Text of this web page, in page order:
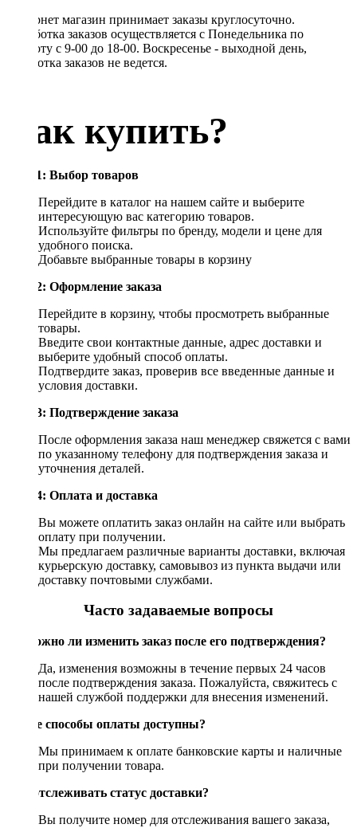
Интернет магазин принимает заказы круглосуточно.
Обработка заказов осуществляется с Понедельника по
Субботу с 9-00 до 18-00. Воскресенье - выходной день,
обработка заказов не ведется.
Как купить?
Шаг 1: Выбор товаров
Перейдите в каталог на нашем сайте и выберите
интересующую вас категорию товаров.
Используйте фильтры по бренду, модели и цене для
удобного поиска.
Добавьте выбранные товары в корзину
Шаг 2: Оформление заказа
Перейдите в корзину, чтобы просмотреть выбранные
товары.
Введите свои контактные данные, адрес доставки и
выберите удобный способ оплаты.
Подтвердите заказ, проверив все введенные данные и
условия доставки.
Шаг 3: Подтверждение заказа
После оформления заказа наш менеджер свяжется с вами
по указанному телефону для подтверждения заказа и
уточнения деталей.
Шаг 4: Оплата и доставка
Вы можете оплатить заказ онлайн на сайте или выбрать
оплату при получении.
Мы предлагаем различные варианты доставки, включая
курьерскую доставку, самовывоз из пункта выдачи или
доставку почтовыми службами.
Часто задаваемые вопросы
Возможно ли изменить заказ после его подтверждения?
Да, изменения возможны в течение первых 24 часов
после подтверждения заказа. Пожалуйста, свяжитесь с
нашей службой поддержки для внесения изменений.
Какие способы оплаты доступны?
Мы принимаем к оплате банковские карты и наличные
при получении товара.
Как отслеживать статус доставки?
Вы получите номер для отслеживания вашего заказа,